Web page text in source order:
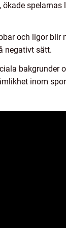
och ligor blir
negativt sätt.
bakgrunder
inom